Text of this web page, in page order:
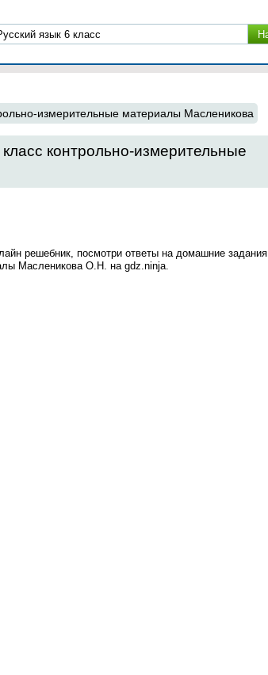
измерительные материалы Масленикова
контрольно-измерительные
решебник, посмотри ответы на домашние задания
Масленикова О.Н. на gdz.ninja.